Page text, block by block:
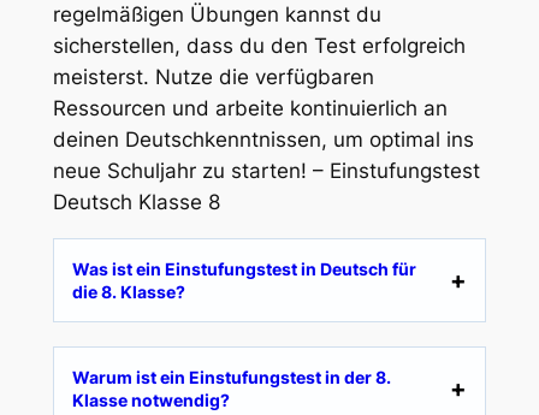
regelmäßigen Übungen kannst du
sicherstellen, dass du den Test erfolgreich
meisterst. Nutze die verfügbaren
Ressourcen und arbeite kontinuierlich an
deinen Deutschkenntnissen, um optimal ins
neue Schuljahr zu starten! – Einstufungstest
Deutsch Klasse 8
Was ist ein Einstufungstest in Deutsch für
die 8. Klasse?
Warum ist ein Einstufungstest in der 8.
Klasse notwendig?